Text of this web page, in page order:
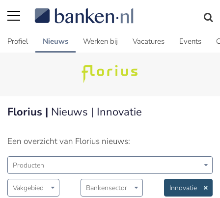
Profiel Nieuws Werken bij Vacatures Events
Florius | Nieuws | Innovatie
Een overzicht van Florius nieuws:
Producten
Vakgebied Bankensector Innovatie